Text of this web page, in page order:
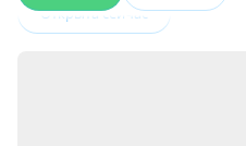
Открыта сейчас